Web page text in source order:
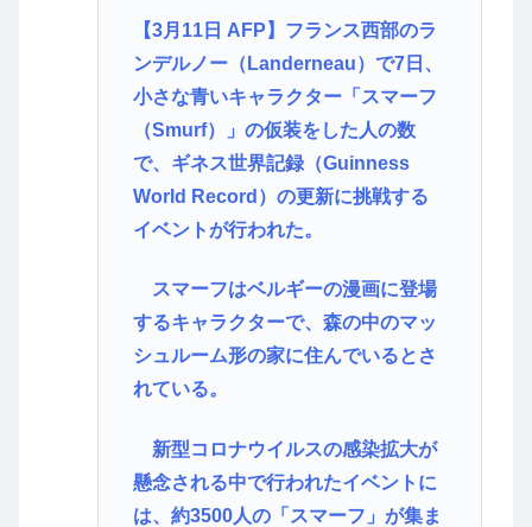
【3月11日 AFP】フランス西部のラ
ンデルノー（Landerneau）で7日、
小さな青いキャラクター「スマーフ
（Smurf）」の仮装をした人の数
で、ギネス世界記録（Guinness
World Record）の更新に挑戦する
イベントが行われた。
スマーフはベルギーの漫画に登場
するキャラクターで、森の中のマッ
シュルーム形の家に住んでいるとさ
れている。
新型コロナウイルスの感染拡大が
懸念される中で行われたイベントに
は、約3500人の「スマーフ」が集ま